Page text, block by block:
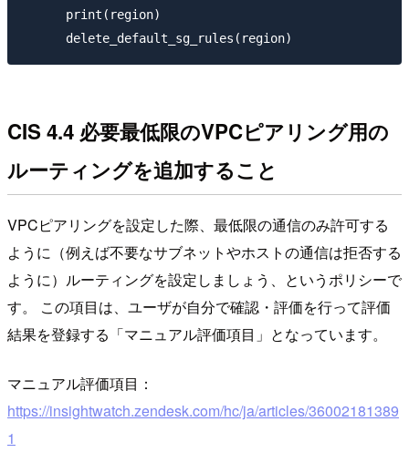
      print(region)
CIS 4.4 必要最低限のVPCピアリング用の
ルーティングを追加すること
VPCピアリングを設定した際、最低限の通信のみ許可する
ように（例えば不要なサブネットやホストの通信は拒否する
ように）ルーティングを設定しましょう、というポリシーで
す。 この項目は、ユーザが自分で確認・評価を行って評価
結果を登録する「マニュアル評価項目」となっています。
マニュアル評価項目：
https://insightwatch.zendesk.com/hc/ja/articles/36002181389
1